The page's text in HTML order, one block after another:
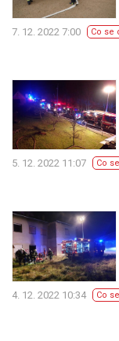
7. 12. 2022 7:00 Co se
5. 12. 2022 11:07 Co
4. 12. 2022 10:34 Co